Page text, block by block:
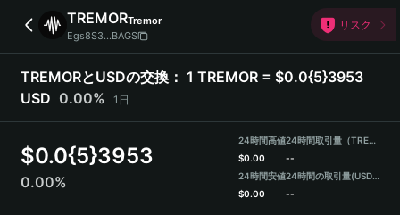
简体中文
繁體中文
Português (Portugal)
Bahasa Indonesia
ภาษาไทย
हिन्दी
Español
Português (Brasil)
TREMORTremor
Egs8S3...BAGS
リスク
TREMORとUSDの交換： 1 TREMOR = $0.0{5}3953
USD 0.00% 1日
$0.0{5}3953
0.00%
24時間高値
$0.00
24時間安値
$0.00
24時間取引量（TREMOR）
--
24時間の取引量(USDT)
--